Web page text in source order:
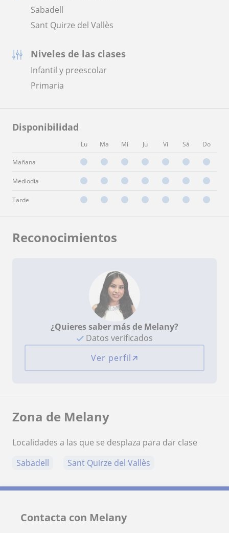
Sabadell
Sant Quirze del Vallès
Niveles de las clases
Infantil y preescolar
Primaria
Disponibilidad
Lu Ma Mi Ju Vi Sá Do
Mañana
Mediodía
Tarde
Reconocimientos
¿Quieres saber más de Melany?
Datos verificados
Ver perfil
Zona de Melany
Localidades a las que se desplaza para dar clase
Sabadell
Sant Quirze del Vallès
Contacta con Melany